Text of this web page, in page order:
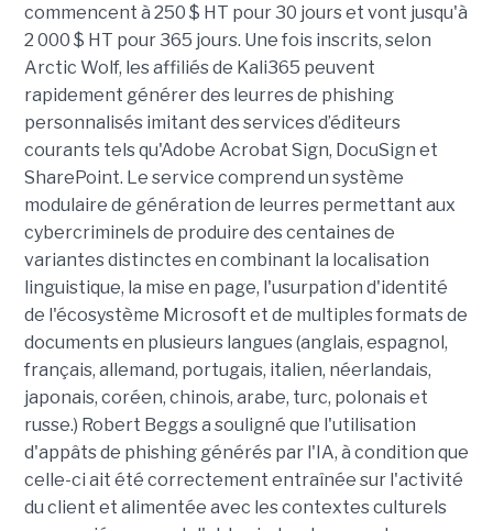
commencent à 250 $ HT pour 30 jours et vont jusqu'à
2 000 $ HT pour 365 jours. Une fois inscrits, selon
Arctic Wolf, les affiliés de Kali365 peuvent
rapidement générer des leurres de phishing
personnalisés imitant des services d’éditeurs
courants tels qu'Adobe Acrobat Sign, DocuSign et
SharePoint. Le service comprend un système
modulaire de génération de leurres permettant aux
cybercriminels de produire des centaines de
variantes distinctes en combinant la localisation
linguistique, la mise en page, l'usurpation d'identité
de l'écosystème Microsoft et de multiples formats de
documents en plusieurs langues (anglais, espagnol,
français, allemand, portugais, italien, néerlandais,
japonais, coréen, chinois, arabe, turc, polonais et
russe.) Robert Beggs a souligné que l'utilisation
d'appâts de phishing générés par l'IA, à condition que
celle-ci ait été correctement entraînée sur l'activité
du client et alimentée avec les contextes culturels